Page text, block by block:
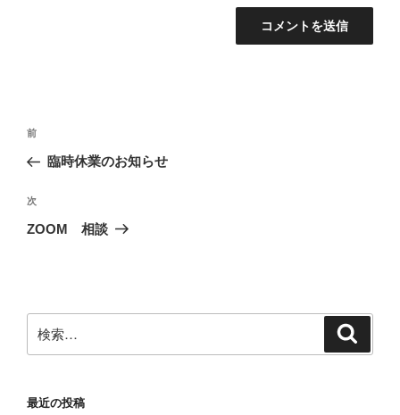
投
ナ
ビ
ゲ
ン
前
の
稿
前
臨時休業のお知らせ
次
の
次
ZOOM 相談
索:
最近の投稿